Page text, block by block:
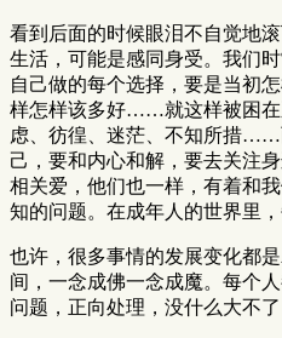
看到后面的时候眼泪不自觉地
生活，可能是感同身受。我们
自己做的每个选择，要是当初
样怎样该多好……就这样被困在
虑、彷徨、迷茫、不知所措……
己，要和内心和解，要去关注
相关爱，他们也一样，有着和
知的问题。在成年人的世界里，
也许，很多事情的发展变化都
间，一念成佛一念成魔。每个
问题，正向处理，没什么大不了